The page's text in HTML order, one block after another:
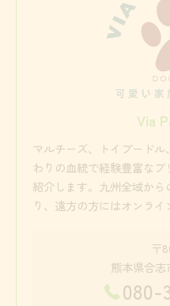
Via
マルチーズ、トイプード
わりの血統で経験豊富な
紹介します。九州全域か
り、遠方の方にはオンライ
〒
熊本県合志
080-